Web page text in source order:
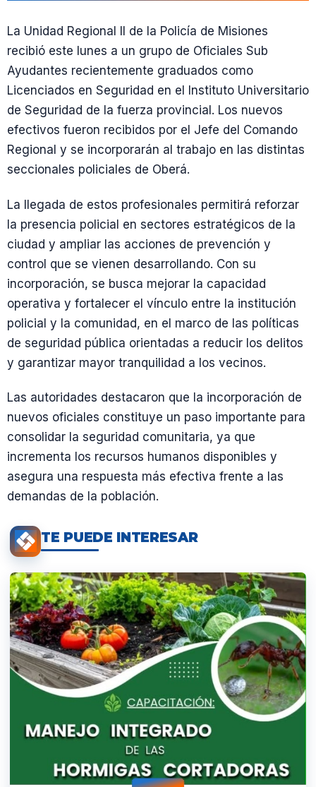
La Unidad Regional II de la Policía de Misiones
recibió este lunes a un grupo de Oficiales Sub
Ayudantes recientemente graduados como
Licenciados en Seguridad en el Instituto Universitario
de Seguridad de la fuerza provincial. Los nuevos
efectivos fueron recibidos por el Jefe del Comando
Regional y se incorporarán al trabajo en las distintas
seccionales policiales de Oberá.
La llegada de estos profesionales permitirá reforzar
la presencia policial en sectores estratégicos de la
ciudad y ampliar las acciones de prevención y
control que se vienen desarrollando. Con su
incorporación, se busca mejorar la capacidad
operativa y fortalecer el vínculo entre la institución
policial y la comunidad, en el marco de las políticas
de seguridad pública orientadas a reducir los delitos
y garantizar mayor tranquilidad a los vecinos.
Las autoridades destacaron que la incorporación de
nuevos oficiales constituye un paso importante para
consolidar la seguridad comunitaria, ya que
incrementa los recursos humanos disponibles y
asegura una respuesta más efectiva frente a las
demandas de la población.
TE PUEDE INTERESAR